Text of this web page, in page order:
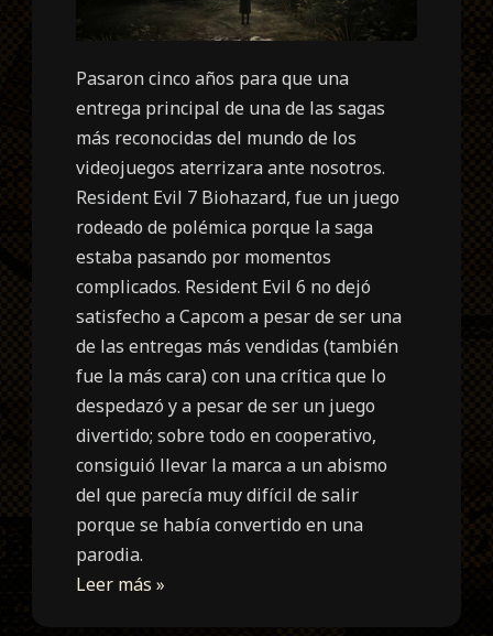
Pasaron cinco años para que una
entrega principal de una de las sagas
más reconocidas del mundo de los
videojuegos aterrizara ante nosotros.
Resident Evil 7 Biohazard, fue un juego
rodeado de polémica porque la saga
estaba pasando por momentos
complicados. Resident Evil 6 no dejó
satisfecho a Capcom a pesar de ser una
de las entregas más vendidas (también
fue la más cara) con una crítica que lo
despedazó y a pesar de ser un juego
divertido; sobre todo en cooperativo,
consiguió llevar la marca a un abismo
del que parecía muy difícil de salir
porque se había convertido en una
parodia.
Leer más »